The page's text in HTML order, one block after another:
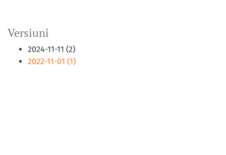
Versiuni
2024-11-11 (2)
2022-11-01 (1)